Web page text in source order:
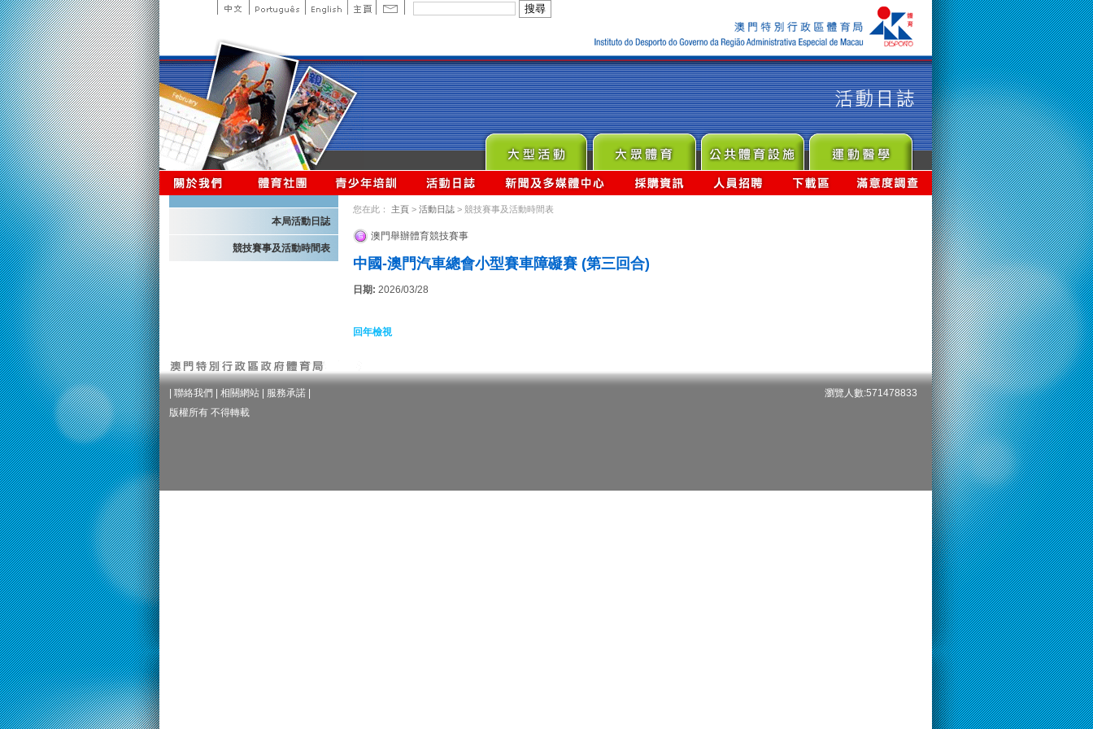
本局活動日誌
競技賽事及活動時間表
您在此： 主頁 > 活動日誌 > 競技賽事及活動時間表
澳門舉辦體育競技賽事
中國-澳門汽車總會小型賽車障礙賽 (第三回合)
日期: 2026/03/28
回年檢視
聯絡我們 相關網站 服務承諾
版權所有 不得轉載
瀏覽人數:571478833